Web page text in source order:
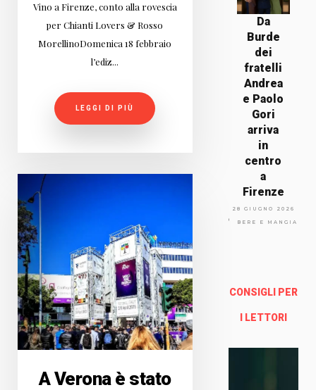
Vino a Firenze, conto alla rovescia
per Chianti Lovers & Rosso
MorellinoDomenica 18 febbraio
l’ediz...
LEGGI DI PIÙ
A Verona è stato
Da
Burde
dei
fratelli
Andrea
e Paolo
Gori
arriva
in
centro
a
Firenze
28 GIUGNO 2026
BERE E MANGIARE
CONSIGLI PER
I LETTORI
Via
Arno
nze
Enoteca Online e al dettaglio